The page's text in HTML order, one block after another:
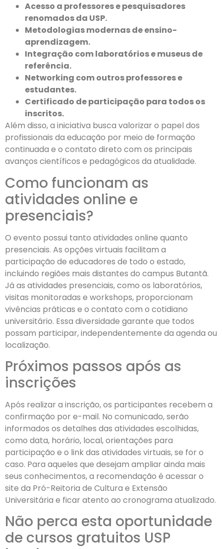
Acesso a professores e pesquisadores
renomados da USP.
Metodologias modernas de ensino-
aprendizagem.
Integração com laboratórios e museus de
referência.
Networking com outros professores e
estudantes.
Certificado de participação para todos os
inscritos.
Além disso, a iniciativa busca valorizar o papel dos
profissionais da educação por meio de formação
continuada e o contato direto com os principais
avanços científicos e pedagógicos da atualidade.
Como funcionam as
atividades online e
presenciais?
O evento possui tanto atividades online quanto
presenciais. As opções virtuais facilitam a
participação de educadores de todo o estado,
incluindo regiões mais distantes do campus Butantã.
Já as atividades presenciais, como os laboratórios,
visitas monitoradas e workshops, proporcionam
vivências práticas e o contato com o cotidiano
universitário. Essa diversidade garante que todos
possam participar, independentemente da agenda ou
localização.
Próximos passos após as
inscrições
Após realizar a inscrição, os participantes recebem a
confirmação por e-mail. No comunicado, serão
informados os detalhes das atividades escolhidas,
como data, horário, local, orientações para
participação e o link das atividades virtuais, se for o
caso. Para aqueles que desejam ampliar ainda mais
seus conhecimentos, a recomendação é acessar o
site da Pró-Reitoria de Cultura e Extensão
Universitária e ficar atento ao cronograma atualizado.
Não perca esta oportunidade
de cursos gratuitos USP